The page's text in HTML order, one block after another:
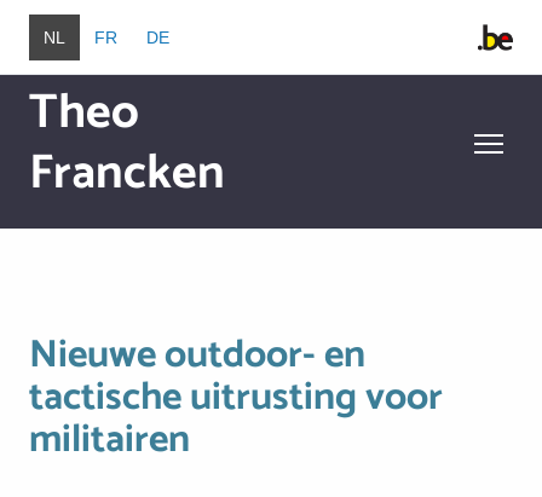
Overslaan en naar de inhoud gaan
NL FR DE
Theo
Francken
Nieuwe outdoor- en
tactische uitrusting voor
militairen